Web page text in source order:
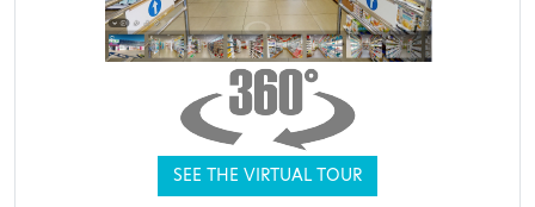
SEE THE VIRTUAL TOUR